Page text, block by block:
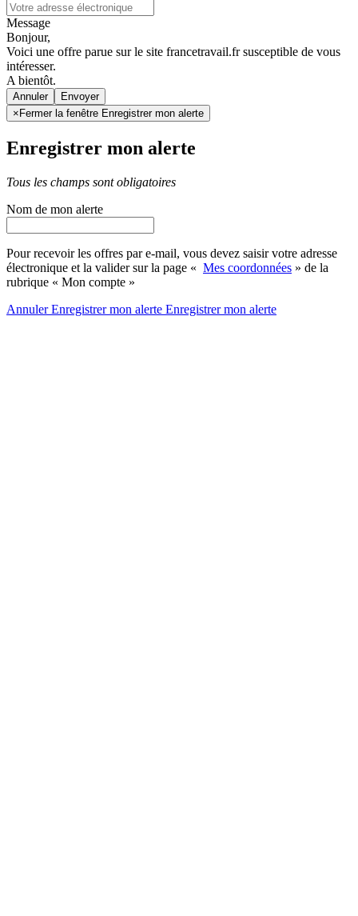
Message
Bonjour,
Voici une offre parue sur le site francetravail.fr susceptible de vous
intéresser.
A bientôt.
Annuler
× Fermer la fenêtre Enregistrer mon alerte
Enregistrer mon alerte
Tous les champs sont obligatoires
Nom de mon alerte
Pour recevoir les offres par e-mail, vous devez saisir votre adresse
électronique et la valider sur la page « Mes coordonnées » de la
rubrique « Mon compte »
AnnulerEnregistrer mon alerte Enregistrermon alerte